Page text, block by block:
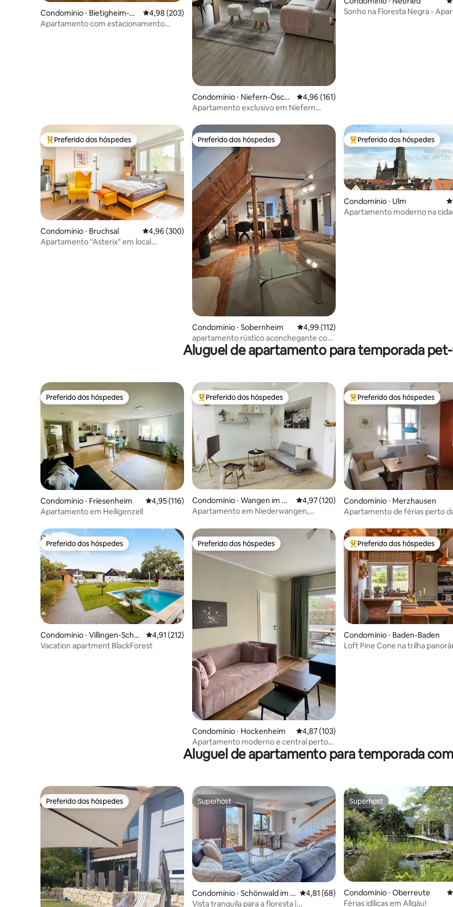
Condomínio ⋅ Bietigheim-Bis
singen
4,98 de uma avaliação média de 5, 203 avaliações
4,98 (203)
Apartamento com estacionamento
Condomínio ⋅ Niefern-Ösch
elbronn
4,96 de uma avaliação média de 5, 161
4,96 (161)
Apartamento exclusivo em Niefern
Sonho na Floresta Negra -
Entre os melhores preferidos dos hóspedes
Preferido dos hóspedes
Condomínio ⋅ Bruchsal 4,96 de uma avaliação média de 5, 300 avaliações
4,96 (300)
Apartamento "Asterix" em local
Preferido dos hóspedes
Preferido dos hóspedes
Condomínio ⋅ Sobernheim 4,99 de uma avaliação média de 5, 112
4,99 (112)
apartamento rústico aconchegante com
lareira/(banheira de hidromassagem)
Entre os melhores preferidos
Preferido dos hóspedes
Condomínio ⋅ Ulm
Apartamento moderno na
Aluguel de apartamento para temporada
Preferido dos hóspedes
Preferido dos hóspedes
Condomínio ⋅ Friesenheim 4,95 de uma avaliação média de 5, 116 avaliações
4,95 (116)
Apartamento em Heiligenzell
Entre os melhores preferidos dos hóspedes
Preferido dos hóspedes
Condomínio ⋅ Wangen im All
gäu
4,97 de uma avaliação média de 5, 120
4,97 (120)
Apartamento em Niederwangen,
Entre os melhores preferidos
Preferido dos hóspedes
Condomínio ⋅ Merzhausen
Apartamento de férias perto
Preferido dos hóspedes
Preferido dos hóspedes
Condomínio ⋅ Villingen-Schw
enningen
4,91 de uma avaliação média de 5, 212 avaliações
4,91 (212)
Vacation apartment BlackForest
Preferido dos hóspedes
Preferido dos hóspedes
Condomínio ⋅ Hockenheim 4,87 de uma avaliação média de 5, 103
4,87 (103)
Apartamento moderno e central perto
de Hockenheimring
Entre os melhores preferidos
Preferido dos hóspedes
Condomínio ⋅ Baden-Baden
Loft Pine Cone na trilha
Aluguel de apartamento para temporada
Preferido dos hóspedes
Preferido dos hóspedes Superhost
Superhost
Condomínio ⋅ Schönwald im S
chwarzwald
4,81 de uma avaliação média de 5, 68
4,81 (68)
Vista tranquila para a floresta |
Superhost
Superhost
Condomínio ⋅ Oberreute
Férias idílicas em Allgäu!